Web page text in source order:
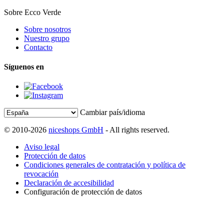
Sobre Ecco Verde
Sobre nosotros
Nuestro grupo
Contacto
Síguenos en
Cambiar país/idioma
© 2010-2026 niceshops GmbH - All rights reserved.
Aviso legal
Protección de datos
Condiciones generales de contratación y política de
revocación
Declaración de accesibilidad
Configuración de protección de datos